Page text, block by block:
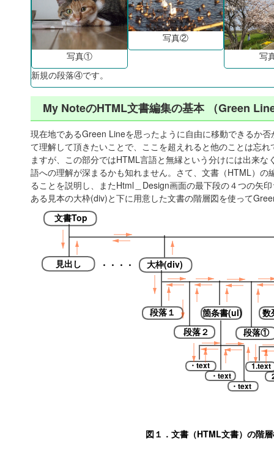
写真①
写真②
写
新規の段落④です。
My NoteのHTML文書編集の基本 （Green
段落２
段落１
見出し 大枠(div)
文書Top
数
箇条書(ul)
・・・・
・text
段落①
・text
・text
1.text
図１．文書（HTML文書）の階
現在地であるGreen Lineを思ったように自由に移動できるか
て理解して頂きたいことで、ここを超えれると他のことは忘
ますが、この部分ではHTML言語と無縁という分けには出来
語への理解が深まるかも知れません。さて、文書（HTML）
ることを説明し、またHtml＿Design画面の最下段の４つの
ある見本の大枠(div)と下に用意した文書の階層図を使って